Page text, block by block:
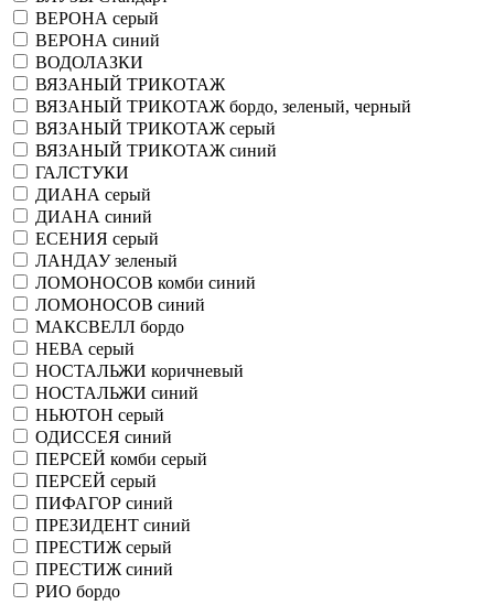
ВЕРОНА серый
ВЕРОНА синий
ВОДОЛАЗКИ
ВЯЗАНЫЙ ТРИКОТАЖ
ВЯЗАНЫЙ ТРИКОТАЖ бордо, зеленый, черный
ВЯЗАНЫЙ ТРИКОТАЖ серый
ВЯЗАНЫЙ ТРИКОТАЖ синий
ГАЛСТУКИ
ДИАНА серый
ДИАНА синий
ЕСЕНИЯ серый
ЛАНДАУ зеленый
ЛОМОНОСОВ комби синий
ЛОМОНОСОВ синий
МАКСВЕЛЛ бордо
НЕВА серый
НОСТАЛЬЖИ коричневый
НОСТАЛЬЖИ синий
НЬЮТОН серый
ОДИССЕЯ синий
ПЕРСЕЙ комби серый
ПЕРСЕЙ серый
ПИФАГОР синий
ПРЕЗИДЕНТ синий
ПРЕСТИЖ серый
ПРЕСТИЖ синий
РИО бордо